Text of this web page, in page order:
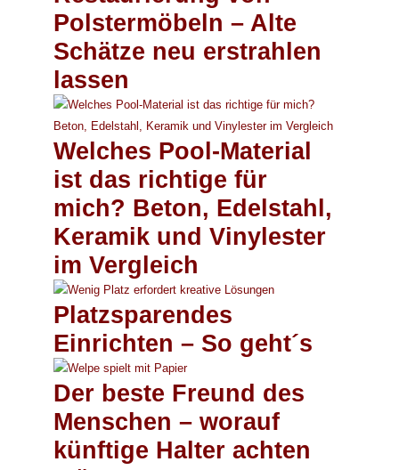
Polstermöbeln – Alte
Schätze neu erstrahlen
lassen
Welches Pool-Material
ist das richtige für
mich? Beton, Edelstahl,
Keramik und Vinylester
im Vergleich
Platzsparendes
Einrichten – So geht´s
Der beste Freund des
Menschen – worauf
künftige Halter achten